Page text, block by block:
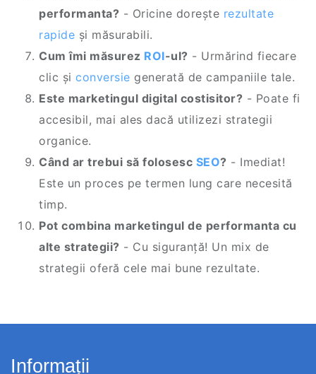
performanta? - Oricine dorește rezultate
rapide și măsurabili.
Cum îmi măsurez ROI-ul? - Urmărind fiecare
clic și conversie generată de campaniile tale.
Este marketingul digital costisitor? - Poate fi
accesibil, mai ales dacă utilizezi strategii
organice.
Când ar trebui să folosesc SEO? - Imediat!
Este un proces pe termen lung care necesită
timp.
Pot combina marketingul de performanta cu
alte strategii? - Cu siguranță! Un mix de
strategii oferă cele mai bune rezultate.
Informații